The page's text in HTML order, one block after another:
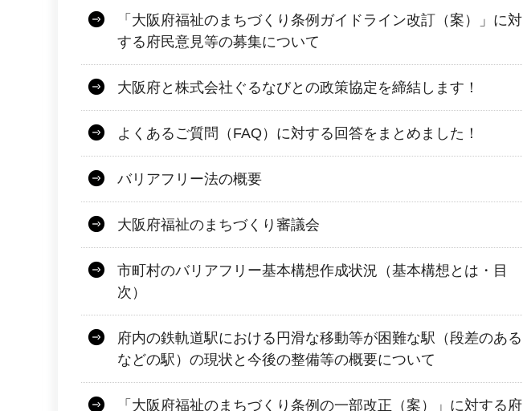
「大阪府福祉のまちづくり条例ガイドライン改訂（案）」に対
する府民意見等の募集について
大阪府と株式会社ぐるなびとの政策協定を締結します！
よくあるご質問（FAQ）に対する回答をまとめました！
バリアフリー法の概要
大阪府福祉のまちづくり審議会
市町村のバリアフリー基本構想作成状況（基本構想とは・目
次）
府内の鉄軌道駅における円滑な移動等が困難な駅（段差のある
などの駅）の現状と今後の整備等の概要について
「大阪府福祉のまちづくり条例の一部改正（案）」に対する府